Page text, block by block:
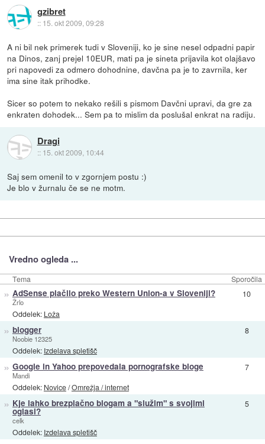
gzibret
:: 15. okt 2009, 09:28
A ni bil nek primerek tudi v Sloveniji, ko je sine nesel odpadni papir
na Dinos, zanj prejel 10EUR, mati pa je sineta prijavila kot olajšavo
pri napovedi za odmero dohodnine, davčna pa je to zavrnila, ker
ima sine itak prihodke.
Sicer so potem to nekako rešili s pismom Davčni upravi, da gre za
enkraten dohodek... Sem pa to mislim da poslušal enkrat na radiju.
Dragi
:: 15. okt 2009, 10:44
Saj sem omenil to v zgornjem postu :)
Je blo v žurnalu če se ne motm.
Vredno ogleda ...
Tema Sporočila
» AdSense plačilo preko Western Union-a v Sloveniji?
Žrlo
Oddelek: Loža
10
» blogger
Noobie 12325
Oddelek: Izdelava spletišč
8
» Google in Yahoo prepovedala pornografske bloge
Mandi
Oddelek: Novice/Omrežja / internet
7
» Kje lahko brezplačno blogam a "služim" s svojimi
oglasi?
celk
Oddelek: Izdelava spletišč
5